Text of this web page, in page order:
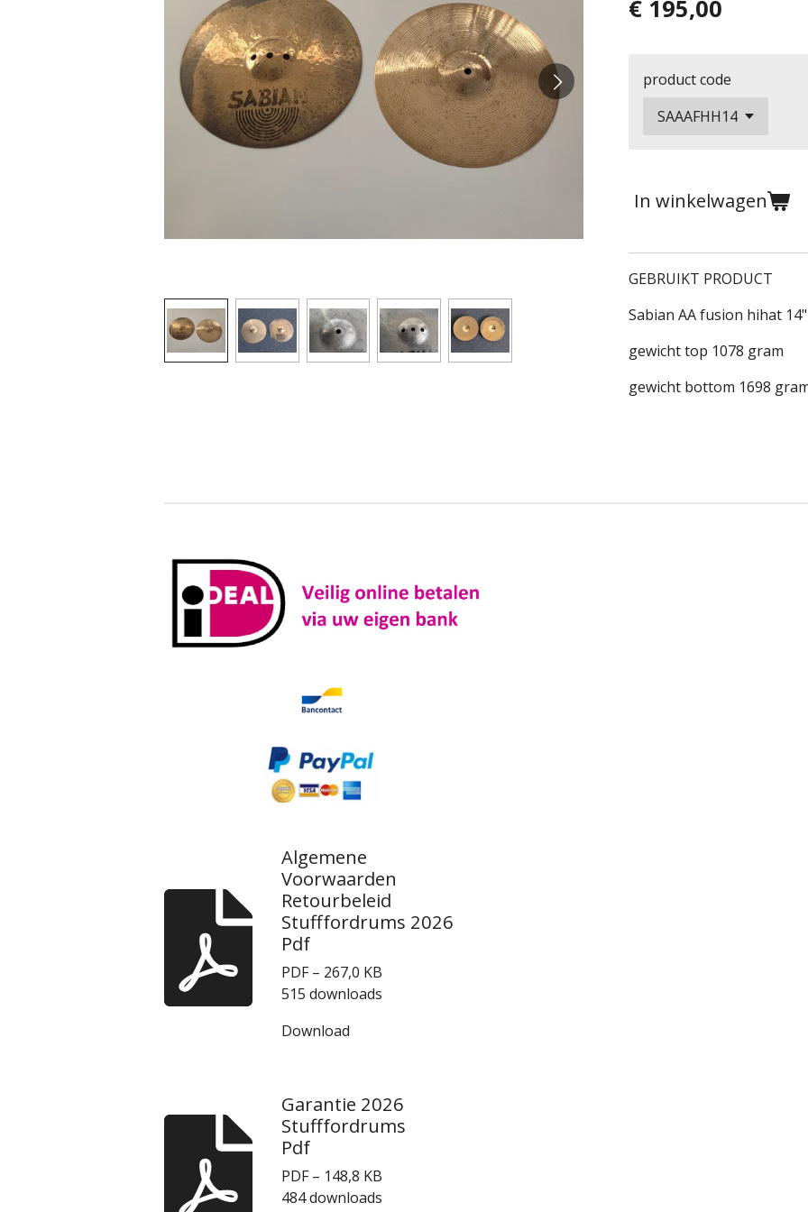
€ 195,00
product code
In winkelwagen
GEBRUIKT PRODUCT
Sabian AA fusion hihat 14"
gewicht top 1078 gram
gewicht bottom 1698
Algemene
Voorwaarden
Retourbeleid
Stufffordrums 2026
Pdf
PDF – 267,0 KB
515 downloads
Download
Garantie 2026
Stufffordrums
Pdf
PDF – 148,8 KB
484 downloads